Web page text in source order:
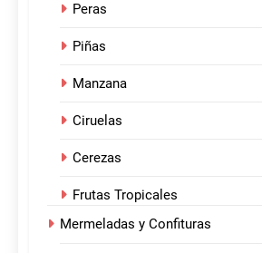
Peras
Piñas
Manzana
Ciruelas
Cerezas
Frutas Tropicales
Mermeladas y Confituras